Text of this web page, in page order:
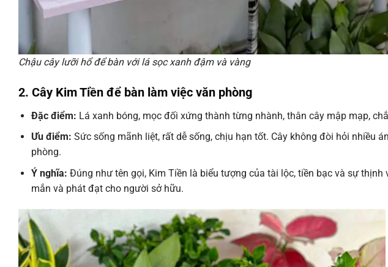
Chậu cây lưỡi hổ để bàn với lá sọc xanh đậm và vàng
2. Cây Kim Tiền để bàn làm việc văn phòng
Đặc điểm: Lá xanh bóng, mọc đối xứng thành từng nhành, thân cây mập mạp,
Ưu điểm: Sức sống mãnh liệt, rất dễ sống, chịu hạn tốt. Cây không đòi hỏi nhiều
phòng.
Ý nghĩa: Đúng như tên gọi, Kim Tiền là biểu tượng của tài lộc, tiền bạc và sự
mắn và phát đạt cho người sở hữu.